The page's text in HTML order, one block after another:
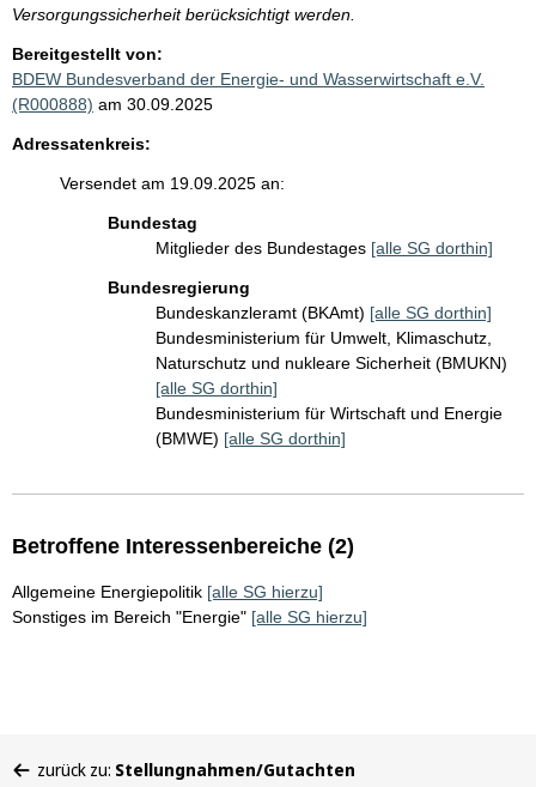
Versorgungssicherheit berücksichtigt werden.
Bereitgestellt von:
BDEW Bundesverband der Energie- und Wasserwirtschaft e.V.
(R000888) am 30.09.2025
Adressatenkreis:
Versendet am 19.09.2025 an:
Bundestag
Mitglieder des Bundestages [alle SG dorthin]
Bundesregierung
Bundeskanzleramt (BKAmt) [alle SG dorthin]
Bundesministerium für Umwelt, Klimaschutz,
Naturschutz und nukleare Sicherheit (BMUKN)
[alle SG dorthin]
Bundesministerium für Wirtschaft und Energie
(BMWE) [alle SG dorthin]
Betroffene Interessenbereiche (2)
Allgemeine Energiepolitik [alle SG hierzu]
Sonstiges im Bereich "Energie" [alle SG hierzu]
zurück zu: Stellungnahmen/Gutachten